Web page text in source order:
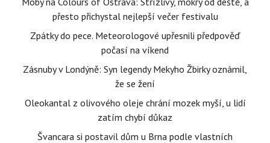
přesto přichystal nejlepší večer festivalu
Zpátky do pece. Meteorologové upřesnili předpověď
počasí na víkend
Zásnuby v Londýně: Syn legendy Mekyho Žbirky oznámil,
že se žení
Oleokantal z olivového oleje chrání mozek myší, u lidí
zatím chybí důkaz
Švancara si postavil dům u Brna podle vlastních